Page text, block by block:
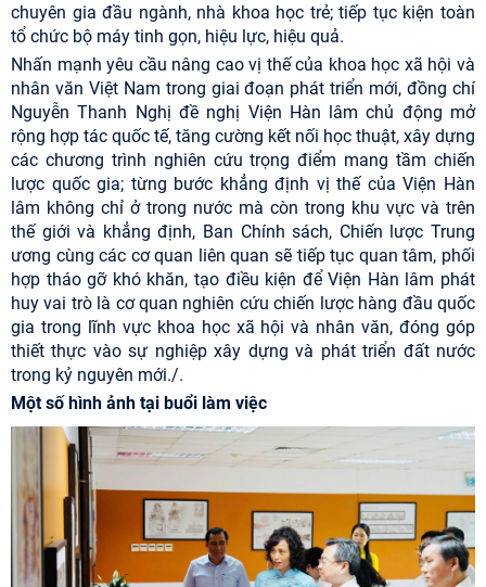
chuyên gia đầu ngành, nhà khoa học trẻ; tiếp tục kiện toàn
tổ chức bộ máy tinh gọn, hiệu lực, hiệu quả.
Nhấn mạnh yêu cầu nâng cao vị thế của khoa học xã hội và
nhân văn Việt Nam trong giai đoạn phát triển mới, đồng chí
Nguyễn Thanh Nghị đề nghị Viện Hàn lâm chủ động mở
rộng hợp tác quốc tế, tăng cường kết nối học thuật, xây dựng
các chương trình nghiên cứu trọng điểm mang tầm chiến
lược quốc gia; từng bước khẳng định vị thế của Viện Hàn
lâm không chỉ ở trong nước mà còn trong khu vực và trên
thế giới và khẳng định, Ban Chính sách, Chiến lược Trung
ương cùng các cơ quan liên quan sẽ tiếp tục quan tâm, phối
hợp tháo gỡ khó khăn, tạo điều kiện để Viện Hàn lâm phát
huy vai trò là cơ quan nghiên cứu chiến lược hàng đầu quốc
gia trong lĩnh vực khoa học xã hội và nhân văn, đóng góp
thiết thực vào sự nghiệp xây dựng và phát triển đất nước
trong kỷ nguyên mới./.
Một số hình ảnh tại buổi làm việc